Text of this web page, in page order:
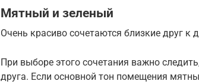
Мятный и зеленый
Очень красиво сочетаются близкие друг к
При выборе этого сочетания важно
друга. Если основной тон помещения